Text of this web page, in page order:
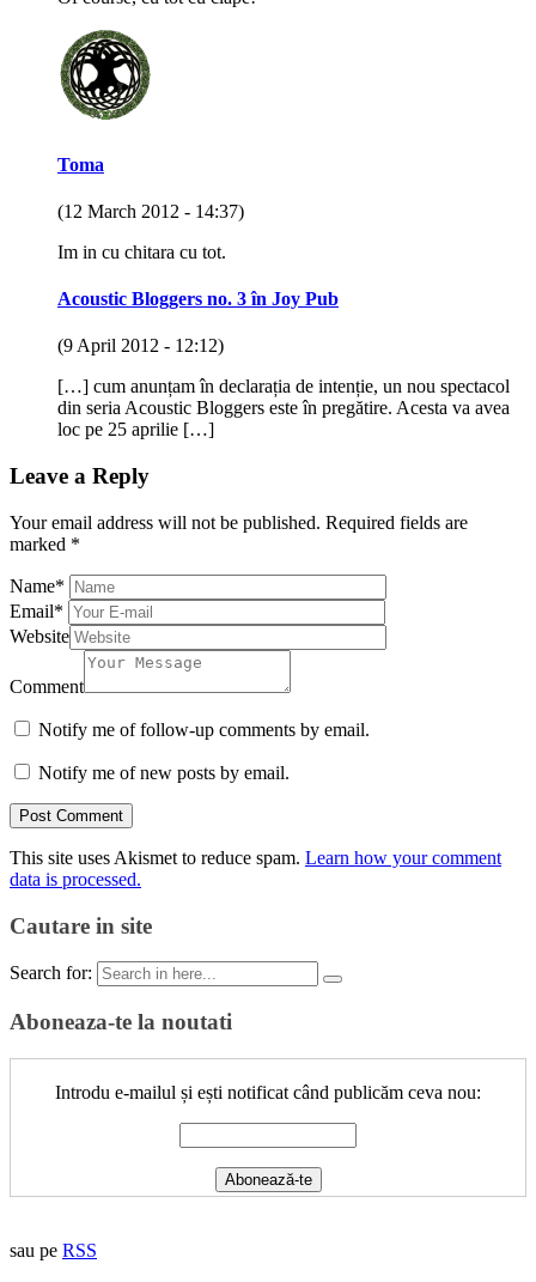
Toma
(12 March 2012 - 14:37)
Im in cu chitara cu tot.
Acoustic Bloggers no. 3 în Joy Pub
(9 April 2012 - 12:12)
[…] cum anunțam în declarația de intenție, un nou spectacol
din seria Acoustic Bloggers este în pregătire. Acesta va avea
loc pe 25 aprilie […]
Leave a Reply
Your email address will not be published. Required fields are
marked *
Name*
Email*
Website
Comment
Notify me of follow-up comments by email.
Notify me of new posts by email.
This site uses Akismet to reduce spam. Learn how your comment
data is processed.
Cautare in site
Search for:
Aboneaza-te la noutati
Introdu e-mailul și ești notificat când publicăm ceva nou:
sau pe RSS